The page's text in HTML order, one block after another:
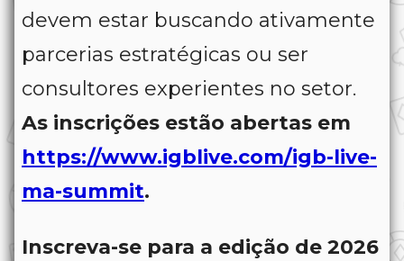
devem estar buscando ativamente
parcerias estratégicas ou ser
consultores experientes no setor.
As inscrições estão abertas em
https://www.igblive.com/igb-live-
ma-summit.
Inscreva-se para a edição de 2026